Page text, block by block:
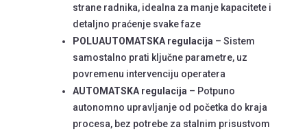
strane radnika, idealna za manje kapacitete i
detaljno praćenje svake faze
POLUAUTOMATSKA regulacija – Sistem
samostalno prati ključne parametre, uz
povremenu intervenciju operatera
AUTOMATSKA regulacija – Potpuno
autonomno upravljanje od početka do kraja
procesa, bez potrebe za stalnim prisustvom